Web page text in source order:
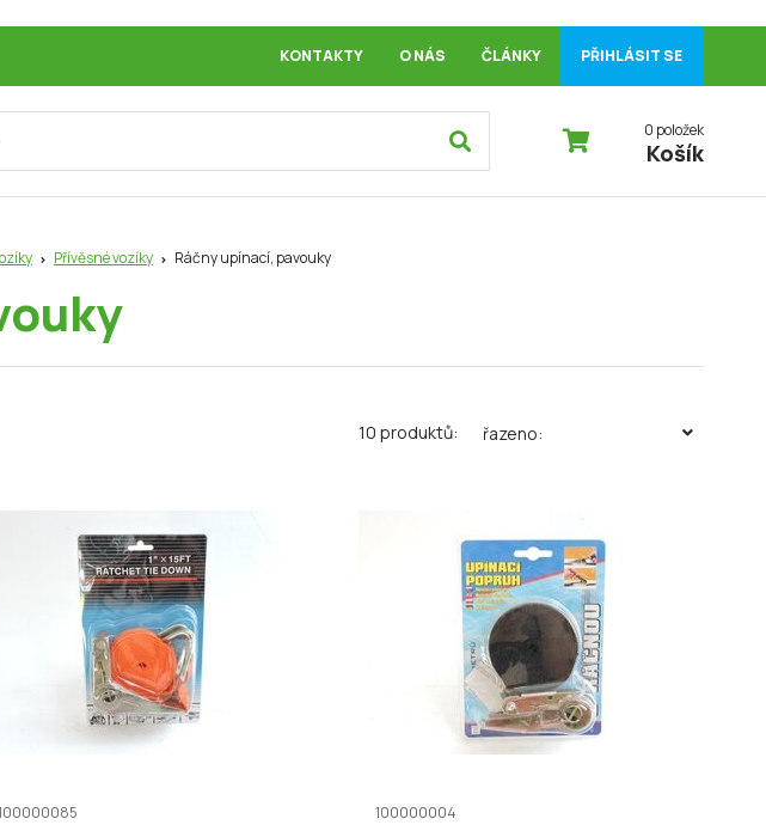
KONTAKTY O NÁS ČLÁNKY PŘIHLÁSIT SE
0 položek
Košík
Přívěsné vozíky Ráčny upínací, pavouky
10 produktů: řazeno:
100000004